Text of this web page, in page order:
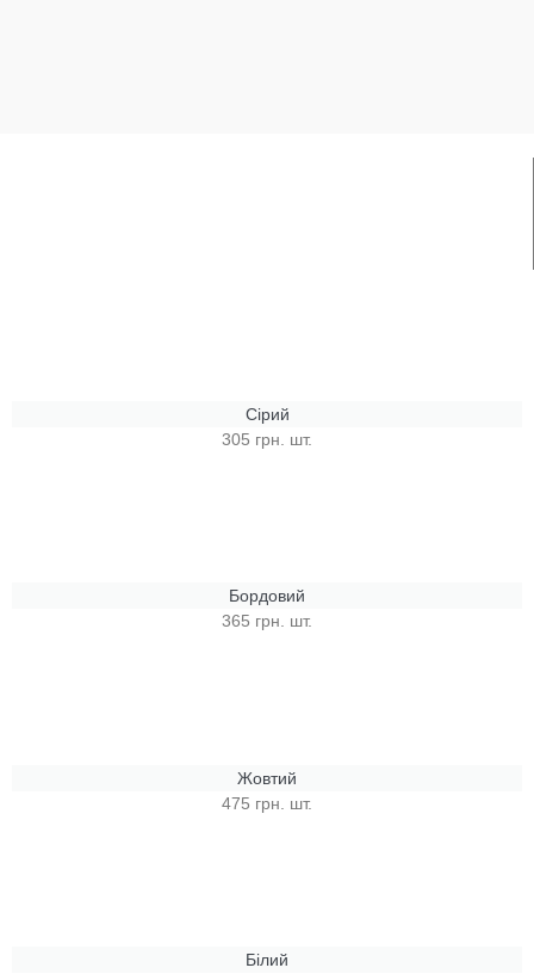
Сірий
305 грн. шт.
Бордовий
365 грн. шт.
Жовтий
475 грн. шт.
Білий